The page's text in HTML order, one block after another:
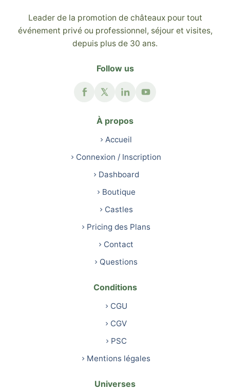
Leader de la promotion de châteaux pour tout
événement privé ou professionnel, séjour et visites,
depuis plus de 30 ans.
Follow us
À propos
Accueil
Connexion / Inscription
Dashboard
Boutique
Castles
Pricing des Plans
Contact
Questions
Conditions
CGU
CGV
PSC
Mentions légales
Universes